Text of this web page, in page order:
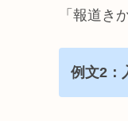
「報道き
例文2：